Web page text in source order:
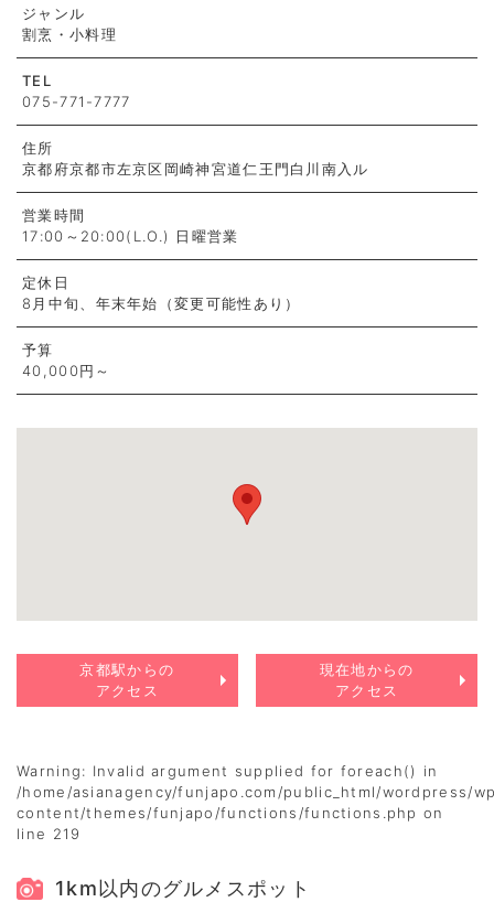
ジャンル
割烹・小料理
TEL
075-771-7777
住所
京都府京都市左京区岡崎神宮道仁王門白川南入ル
営業時間
17:00～20:00(L.O.) 日曜営業
定休日
8月中旬、年末年始（変更可能性あり）
予算
40,000円～
京都駅からの
アクセス
現在地からの
アクセス
Warning: Invalid argument supplied for foreach() in
/home/asianagency/funjapo.com/public_html/wordpress/
content/themes/funjapo/functions/functions.php on
line 219
1km以内のグルメスポット